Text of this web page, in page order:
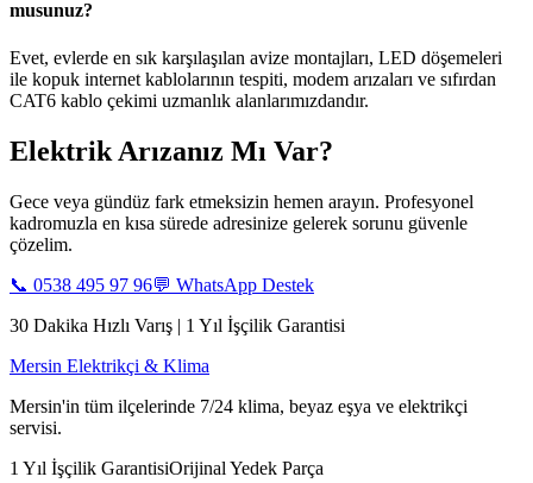
musunuz?
Evet, evlerde en sık karşılaşılan avize montajları, LED döşemeleri
ile kopuk internet kablolarının tespiti, modem arızaları ve sıfırdan
CAT6 kablo çekimi uzmanlık alanlarımızdandır.
Elektrik Arızanız Mı Var?
Gece veya gündüz fark etmeksizin hemen arayın. Profesyonel
kadromuzla en kısa sürede adresinize gelerek sorunu güvenle
çözelim.
📞 0538 495 97 96💬 WhatsApp Destek
30 Dakika Hızlı Varış | 1 Yıl İşçilik Garantisi
Mersin Elektrikçi & Klima
Mersin'in tüm ilçelerinde 7/24 klima, beyaz eşya ve elektrikçi
servisi.
1 Yıl İşçilik GarantisiOrijinal Yedek Parça